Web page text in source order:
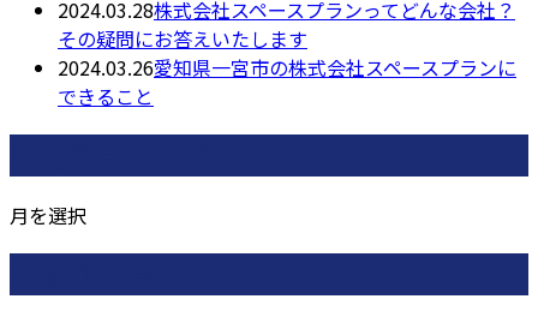
2024.03.28株式会社スペースプランってどんな会社？
その疑問にお答えいたします
2024.03.26愛知県一宮市の株式会社スペースプランに
できること
月を選択